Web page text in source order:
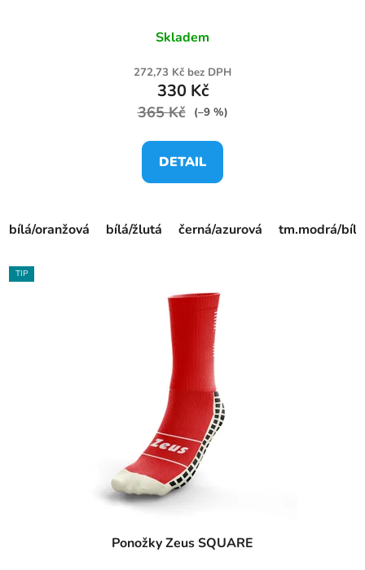
Skladem
272,73 Kč bez DPH
330 Kč
365 Kč (–9 %)
DETAIL
bílá/oranžová bílá/žlutá černá/azurová tm.modrá/bílá
TIP
Ponožky Zeus SQUARE